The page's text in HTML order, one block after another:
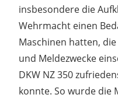
insbesondere die
Wehrmacht einen
Maschinen hatten,
und Meldezwecke
DKW NZ 350
konnte. So wurde die